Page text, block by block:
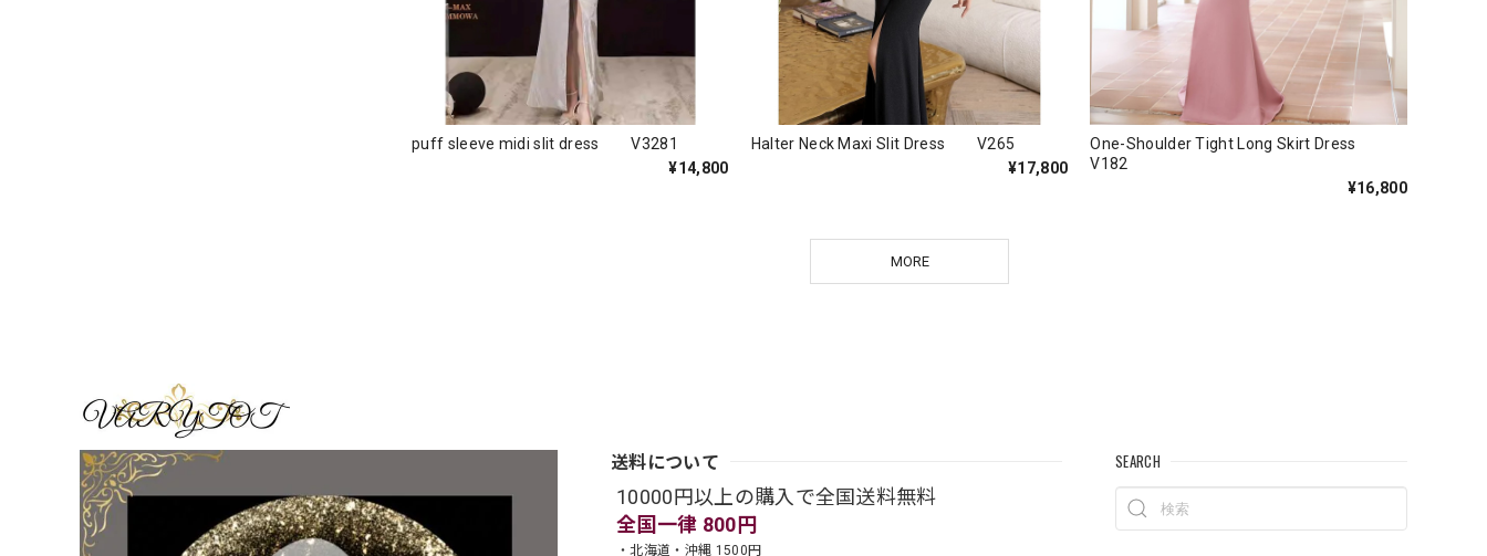
puff sleeve midi slit dress V3281
¥14,800
Halter Neck Maxi Slit Dress V265
¥17,800
One-Shoulder Tight Long Skirt Dress
V182
¥16,800
MORE
送料について
10000円以上の購入で全国送料無料
全国一律 800円
・北海道・沖縄 1500円
SEARCH